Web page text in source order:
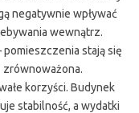
negatywnie wpływać
wewnątrz.
stają się
korzyści. Budynek
stabilność, a wydatki